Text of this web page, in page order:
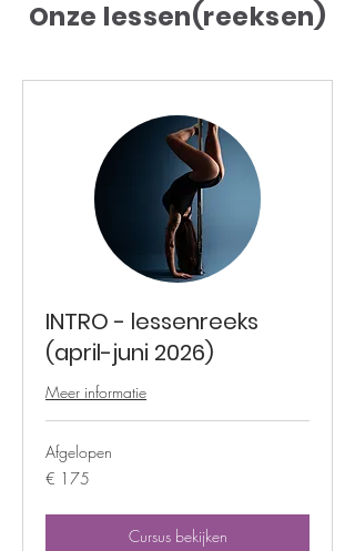
Onze lessen(reeksen)
INTRO - lessenreeks
(april-juni 2026)
Meer informatie
Afgelopen
175
euro
€ 175
Cursus bekijken